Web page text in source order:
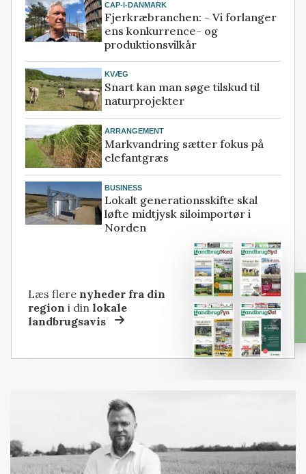
CAP-I-DANMARK
Fjerkræbranchen: - Vi forlanger
ens konkurrence- og
produktionsvilkår
KVÆG
Snart kan man søge tilskud til
naturprojekter
ARRANGEMENT
Markvandring sætter fokus på
elefantgræs
BUSINESS
Lokalt generationsskifte skal
løfte midtjysk siloimportør i
Norden
Læs flere nyheder fra din
region i dinlokale
landbrugsavis